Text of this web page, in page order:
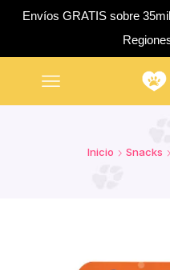
Envíos GRATIS sobre
Inicio Snacks